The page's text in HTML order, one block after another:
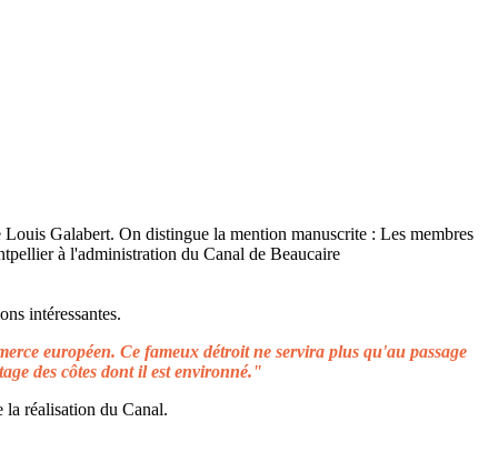
intéressantes.
européen. Ce fameux détroit ne servira plus qu'au passage
des côtes dont il est environné."
réalisation du Canal.